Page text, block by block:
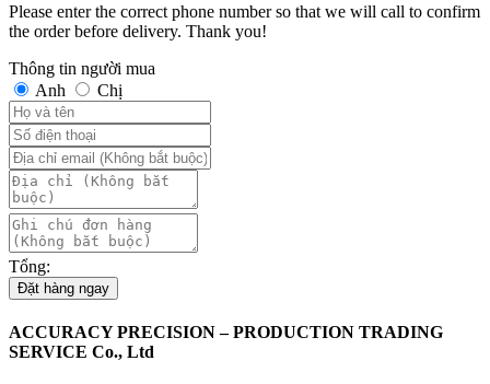
Please enter the correct phone number so that we will call to confirm
the order before delivery. Thank you!
Thông tin người mua
Anh
Chị
Tổng:
Đặt hàng ngay
ACCURACY PRECISION – PRODUCTION TRADING
SERVICE Co., Ltd